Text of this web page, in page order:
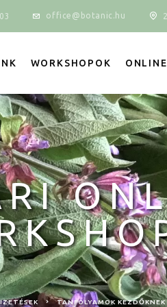
office@botanic.hu
WORKSHOPOK
TANFOLYAMOK KEZDŐKNEK